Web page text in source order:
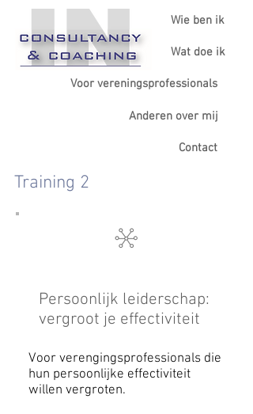
Wat doe ik
Wie ben ik
Voor vereningsprofessionals
Contact
Anderen over mij
Training 2
Voor verengingsprofessionals die
hun persoonlijke effectiviteit
willen vergroten.
Persoonlijk leiderschap:
vergroot je effectiviteit